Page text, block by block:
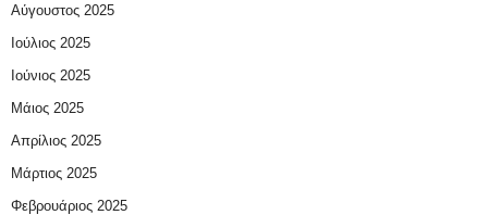
Αύγουστος 2025
Ιούλιος 2025
Ιούνιος 2025
Μάιος 2025
Απρίλιος 2025
Μάρτιος 2025
Φεβρουάριος 2025